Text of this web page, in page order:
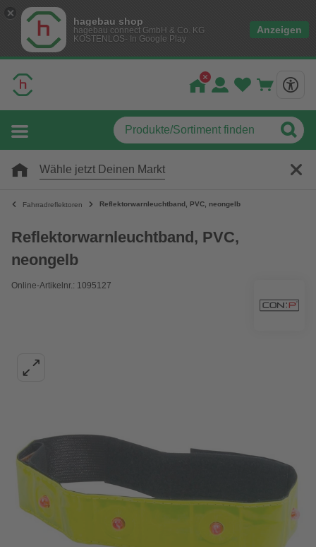
hagebau shop
hagebau connect GmbH & Co. KG
KOSTENLOS- In Google Play
Anzeigen
Wähle jetzt Deinen Markt
Fahrradreflektoren Reflektorwarnleuchtband, PVC, neongelb
Reflektorwarnleuchtband, PVC,
neongelb
Online-Artikelnr.: 1095127